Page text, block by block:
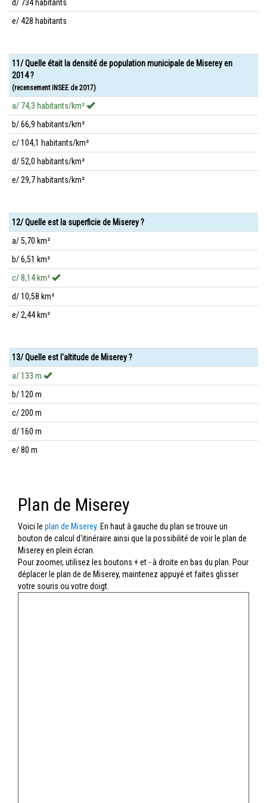
d/ 734 habitants
e/ 428 habitants
11/ Quelle était la densité de population municipale de Miserey en
2014 ?
(recensement INSEE de 2017)
a/ 74,3 habitants/km²
b/ 66,9 habitants/km²
c/ 104,1 habitants/km²
d/ 52,0 habitants/km²
e/ 29,7 habitants/km²
12/ Quelle est la superficie de Miserey ?
a/ 5,70 km²
b/ 6,51 km²
c/ 8,14 km²
d/ 10,58 km²
e/ 2,44 km²
13/ Quelle est l'altitude de Miserey ?
a/ 133 m
b/ 120 m
c/ 200 m
d/ 160 m
e/ 80 m
Plan de Miserey
Voici le plan de Miserey. En haut à gauche du plan se trouve un
bouton de calcul d'itinéraire ainsi que la possibilité de voir le plan de
Miserey en plein écran.
Pour zoomer, utilisez les boutons + et - à droite en bas du plan. Pour
déplacer le plan de de Miserey, maintenez appuyé et faites glisser
votre souris ou votre doigt.